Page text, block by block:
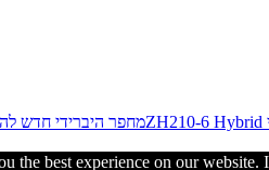
מחפר היברידי חדש
the best experience on our